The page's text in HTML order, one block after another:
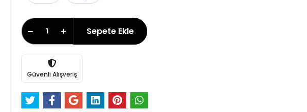
Sepete Ekle
Güvenli Alışveriş